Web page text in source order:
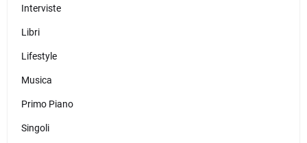
Interviste
Libri
Lifestyle
Musica
Primo Piano
Singoli